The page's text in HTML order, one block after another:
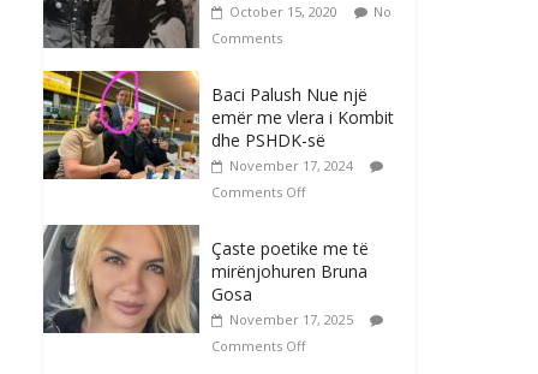
October 15, 2020
No
Comments
Baci Palush Nue një
emër me vlera i Kombit
dhe PSHDK-së
November 17, 2024
Comments Off
Çaste poetike me të
mirënjohuren Bruna
Gosa
November 17, 2025
Comments Off